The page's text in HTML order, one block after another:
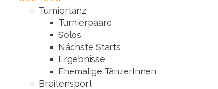
Turniertanz
Turnierpaare
Solos
Nächste Starts
Ergebnisse
Ehemalige TänzerInnen
Breitensport